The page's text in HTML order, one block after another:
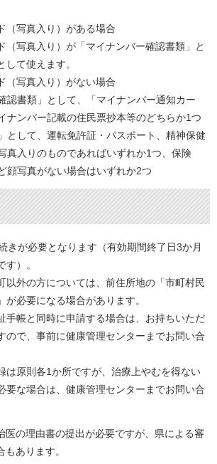
（写真入り）がある場合
（写真入り）が「マイナンバー確認書類」と
して使えます。
（写真入り）がない場合
認書類」として、「マイナンバー通知カー
ナンバー記載の住民票抄本等のどちらか1つ
として、運転免許証・パスポート、精神保健
真入りのものであればいずれか1つ、保険
顔写真がない場合はいずれか2つ
きが必要となります（有効期間終了日3か月
）。
以外の方については、前住所地の「市町村民
が必要になる場合があります。
手帳と同時に申請する場合は、お持ちいただ
ので、事前に健康管理センターまでお問い合
は原則各1か所ですが、治療上やむを得ない
要な場合は、健康管理センターまでお問い合
の理由書の提出が必要ですが、県による審
あります。